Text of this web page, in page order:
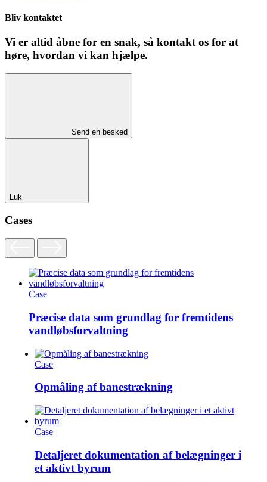
Bliv kontaktet
Vi er altid åbne for en snak, så kontakt os for at
høre, hvordan vi kan hjælpe.
Send en besked
Luk
Cases
Case
Præcise data som grundlag for fremtidens
vandløbsforvaltning
Case
Opmåling af banestrækning
Case
Detaljeret dokumentation af belægninger i
et aktivt byrum